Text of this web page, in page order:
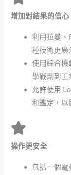
增加對結果的信心
利用拉曼、
種技術更廣
使用綜合機
學戰劑到工
允許使用
和鑑定，以
操作更安全
包括一個電